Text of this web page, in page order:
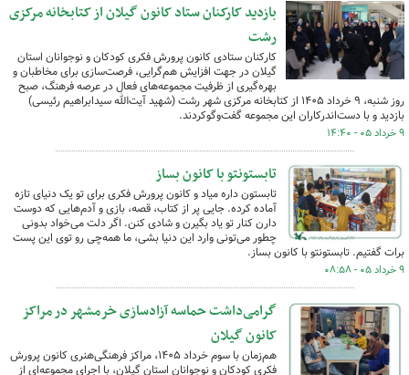
بازدید کارکنان ستاد کانون گیلان از کتابخانه مرکزی
رشت
کارکنان ستادی کانون پرورش فکری کودکان و نوجوانان استان
گیلان در جهت افزایش‌ هم‌گرایی، فرصت‌سازی برای مخاطبان و
بهره‌گیری از ظرفیت مجموعه‌های فعال در عرصه فرهنگ، صبح
روز شنبه، ۹ خرداد ۱۴۰۵ از کتابخانه مرکزی شهر رشت (شهید آیت‌الله سیدابراهیم رئیسی)
بازدید و با دست‌اندرکاران این مجموعه گفت‌وگوکردند.
۹ خرداد ۰۵ - ۱۴:۴۰
تابستونتو با کانون بساز
تابستون داره میاد و کانون پرورش فکری برای تو یک دنیای تازه
آماده کرده‌. جایی پر از کتاب، قصه، بازی و آدم‌هایی که دوست
دارن کنار تو یاد بگیرن و شادی کنن. اگر دلت می‌خواد بدونی
چطور می‌تونی وارد این دنیا بشی، ما همه‌چی رو توی این پست
برات گفتیم. تابستونتو با کانون بساز.
۹ خرداد ۰۵ - ۰۸:۵۸
گرامی‌داشت حماسه‌ آزادسازی خرمشهر در مراکز
کانون گیلان
هم‌زمان با سوم خرداد ۱۴۰۵، مراکز فرهنگی‌هنری کانون پرورش
فکری کودکان و نوجوانان استان گیلان، با اجرای مجموعه‌ای از